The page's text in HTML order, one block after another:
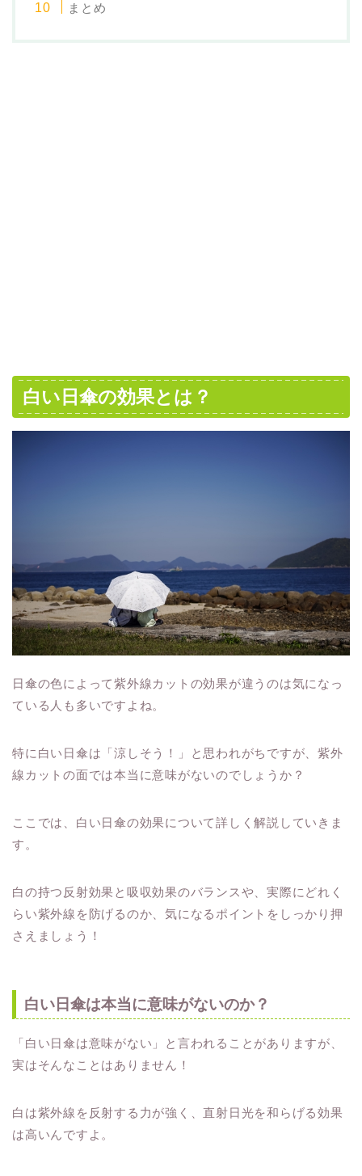
まとめ
白い日傘の効果とは？
日傘の色によって紫外線カットの効果が違うのは気になっ
ている人も多いですよね。
特に白い日傘は「涼しそう！」と思われがちですが、紫外
線カットの面では本当に意味がないのでしょうか？
ここでは、白い日傘の効果について詳しく解説していきま
す。
白の持つ反射効果と吸収効果のバランスや、実際にどれく
らい紫外線を防げるのか、気になるポイントをしっかり押
さえましょう！
白い日傘は本当に意味がないのか？
「白い日傘は意味がない」と言われることがありますが、
実はそんなことはありません！
白は紫外線を反射する力が強く、直射日光を和らげる効果
は高いんですよ。